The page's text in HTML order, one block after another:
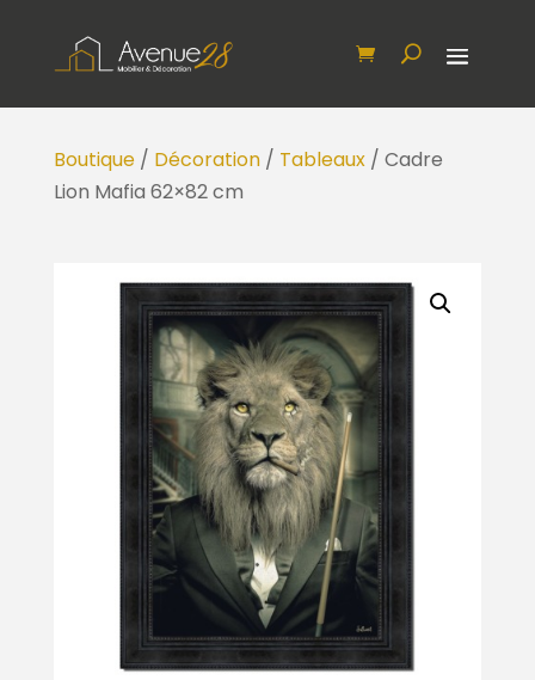
Boutique/ Décoration/ Tableaux/ Cadre
Lion Mafia 62×82 cm